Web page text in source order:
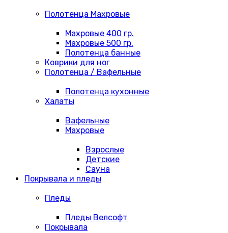
Полотенца Махровые
Махровые 400 гр.
Махровые 500 гр.
Полотенца банные
Коврики для ног
Полотенца / Вафельные
Полотенца кухонные
Халаты
Вафельные
Махровые
Взрослые
Детские
Сауна
Покрывала и пледы
Пледы
Пледы Велсофт
Покрывала